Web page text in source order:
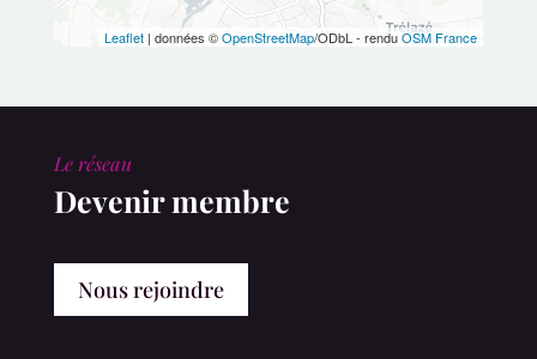
Leaflet | données ©OpenStreetMap/ODbL - renduOSM France
Le réseau
Devenir membre
Nous rejoindre